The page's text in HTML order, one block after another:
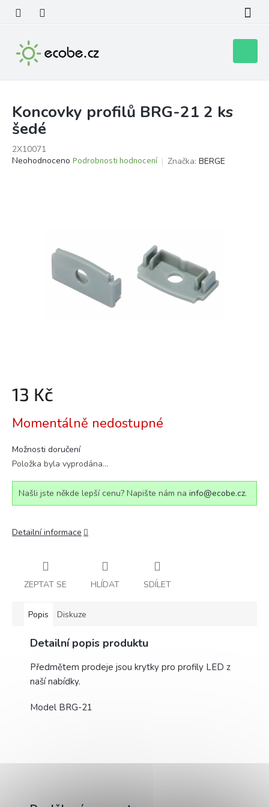
obsah
košík
Koncovky profilů BRG-21 2 ks
šedé
2X10071
Průměrné
Neohodnoceno Podrobnosti hodnocení Značka: BERGE
13 Kč
cena:
Momentálně nedostupné
Možnosti doručení
Položka byla vyprodána…
Našli jste někde lepší cenu? Napište nám na info@ecobe.cz.
Detailní informace
ZEPTAT SE HLÍDAT SDÍLET
Popis Diskuze
Detailní popis produktu
Předmětem prodeje jsou krytky pro profily LED z
naší nabídky.
Model BRG-21